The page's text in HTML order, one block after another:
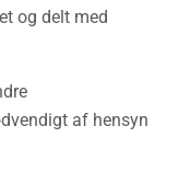
og delt med
af hensyn